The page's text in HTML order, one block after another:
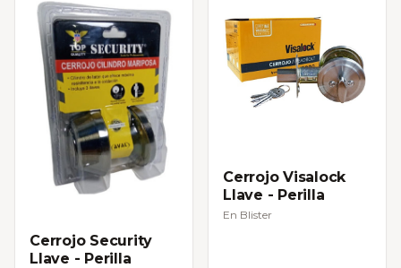
Cerrojo Security
Llave - Perilla
Cerrojo Visalock
Llave - Perilla
En Blister